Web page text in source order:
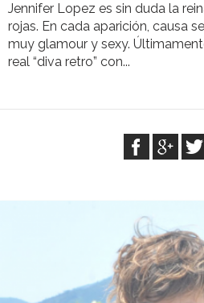
Jennifer Lopez es sin duda la
rojas. En cada aparición, causa
muy glamour y sexy.
real “diva retro” con...